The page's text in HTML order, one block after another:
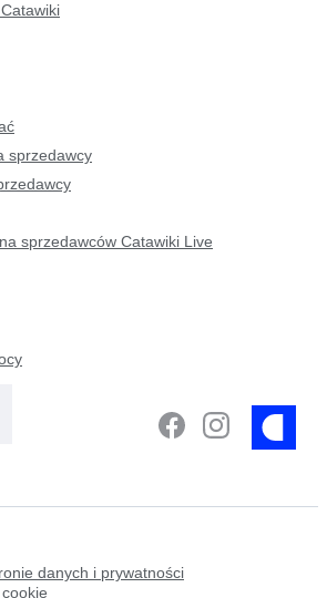
sprzedawcy
sprzedawców Catawiki Live
danych i prywatności